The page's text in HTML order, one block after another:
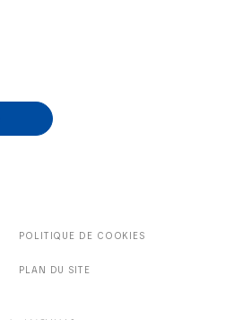
POLITIQUE DE COOKIES
PLAN DU SITE